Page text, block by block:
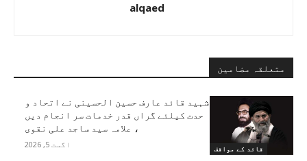
alqaed
متعلقہ مضامین
قائد کے مواقف
شہید قائد عارف حسین الحسینی نے اتحاد و
حدت کیلئے گراں قدر خدمات سر انجام دیں
، علامہ سید ساجد علی نقوی
اگست 5, 2026